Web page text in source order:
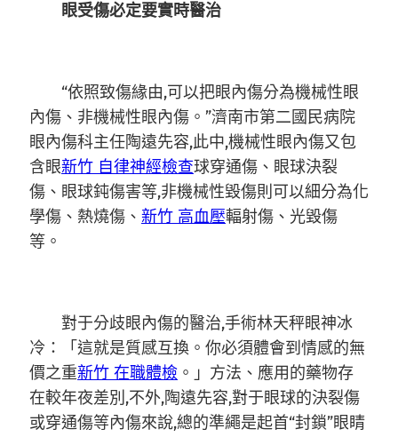
眼受傷必定要實時醫治
“依照致傷緣由,可以把眼內傷分為機械性眼
內傷、非機械性眼內傷。”濟南市第二國民病院
眼內傷科主任陶遠先容,此中,機械性眼內傷又包
含眼新竹 自律神經檢查球穿通傷、眼球決裂
傷、眼球鈍傷害等,非機械性毀傷則可以細分為化
學傷、熱燒傷、 新竹 高血壓輻射傷、光毀傷
等。
對于分歧眼內傷的醫治,手術林天秤眼神冰
冷：「這就是質感互換。你必須體會到情感的無
價之重新竹 在職體檢 。」方法、應用的藥物存
在較年夜差別,不外,陶遠先容,對于眼球的決裂傷
或穿通傷等內傷來說,總的準繩是起首“封鎖”眼睛